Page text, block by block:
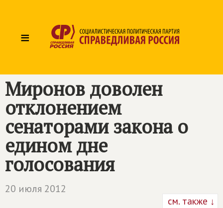
≡
Миронов доволен
отклонением
сенаторами закона о
едином дне
голосования
20 июля 2012
см. также ↓